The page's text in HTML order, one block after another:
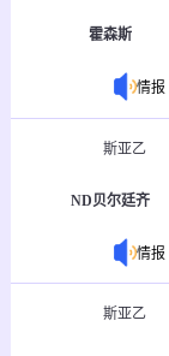
霍森斯
情报
斯亚乙
ND贝尔廷齐
情报
斯亚乙